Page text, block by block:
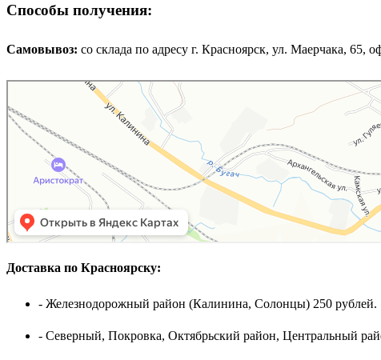
Способы получения:
Самовывоз: cо склада по адресу г. Красноярск, ул. Маерчака, 65,
Доставка по Красноярску:
- Железнодорожный район (Калинина, Солонцы) 250 рублей.
- Северный, Покровка, Октябрьский район, Центральный